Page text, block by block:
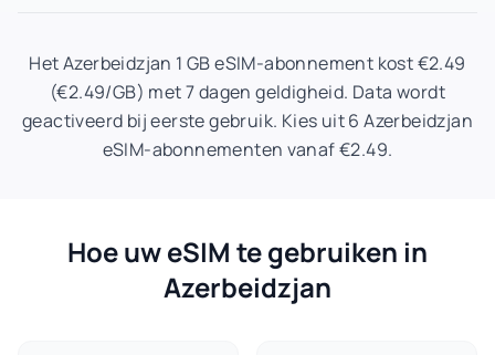
Het Azerbeidzjan 1 GB eSIM-abonnement kost €2.49
(€2.49/GB) met 7 dagen geldigheid. Data wordt
geactiveerd bij eerste gebruik. Kies uit 6 Azerbeidzjan
eSIM-abonnementen vanaf €2.49.
Hoe uw eSIM te gebruiken in
Azerbeidzjan